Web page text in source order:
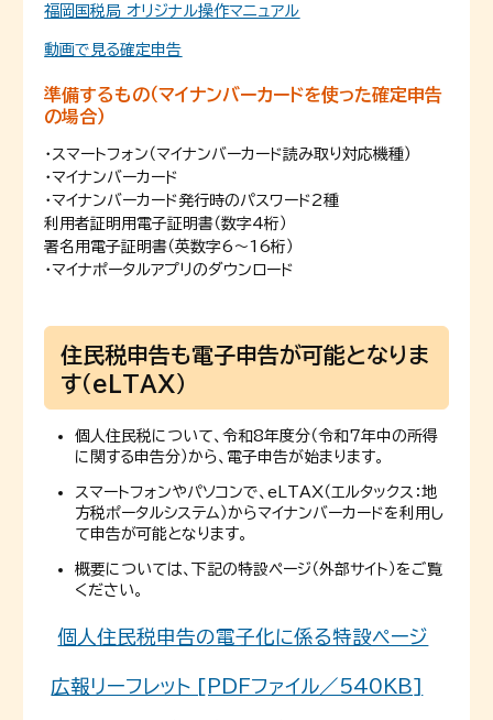
福岡国税局 オリジナル操作マニュアル
動画で見る確定申告
準備するもの（マイナンバーカードを使った確定申告
の場合）
・スマートフォン（マイナンバーカード読み取り対応機種）
・マイナンバーカード
・マイナンバーカード発行時のパスワード2種
利用者証明用電子証明書（数字4桁）
署名用電子証明書（英数字6～16桁）
・マイナポータルアプリのダウンロード
住民税申告も電子申告が可能となりま
す（eLTAX）
個人住民税について、令和8年度分（令和7年中の所得
に関する申告分）から、電子申告が始まります。
スマートフォンやパソコンで、eLTAX（エルタックス：地
方税ポータルシステム）からマイナンバーカードを利用し
て申告が可能となります。
概要については、下記の特設ページ（外部サイト）をご覧
ください。
個人住民税申告の電子化に係る特設ページ
広報リーフレット [PDFファイル／540KB]